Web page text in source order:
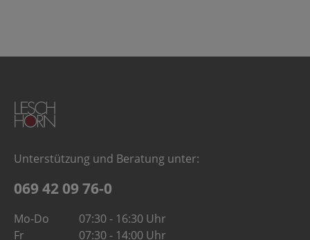
Unterstützung und Beratung unter:
069 42 09 76-0
Mo-Do
07:30 - 16:30 Uhr
Fr
07:30 - 14:00 Uhr